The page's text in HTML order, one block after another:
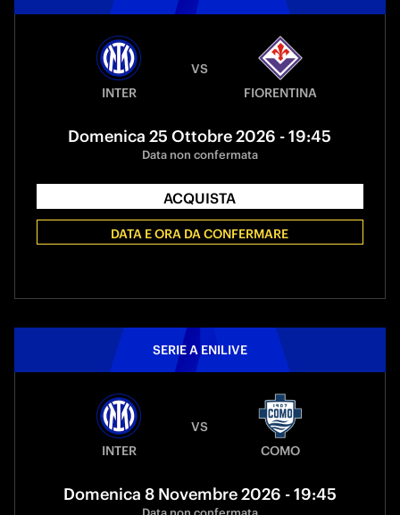
INTER
VS
FIORENTINA
Domenica 25 Ottobre 2026 - 19:45
Data non confermata
ACQUISTA
DATA E ORA DA CONFERMARE
SERIE A ENILIVE
INTER
VS
COMO
Domenica 8 Novembre 2026 - 19:45